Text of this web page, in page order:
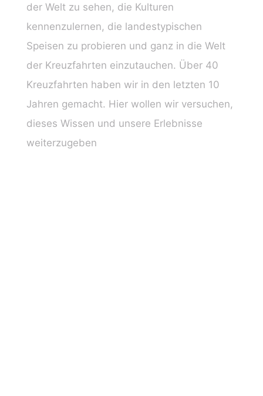
der Welt zu sehen, die Kulturen
kennenzulernen, die landestypischen
Speisen zu probieren und ganz in die Welt
der Kreuzfahrten einzutauchen. Über 40
Kreuzfahrten haben wir in den letzten 10
Jahren gemacht. Hier wollen wir versuchen,
dieses Wissen und unsere Erlebnisse
weiterzugeben